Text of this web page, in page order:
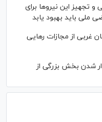
این نیرو‌ها برای
ملی باید بهبود یابد
غربی از مجازات رهایی
شدن بخش بزرگی از